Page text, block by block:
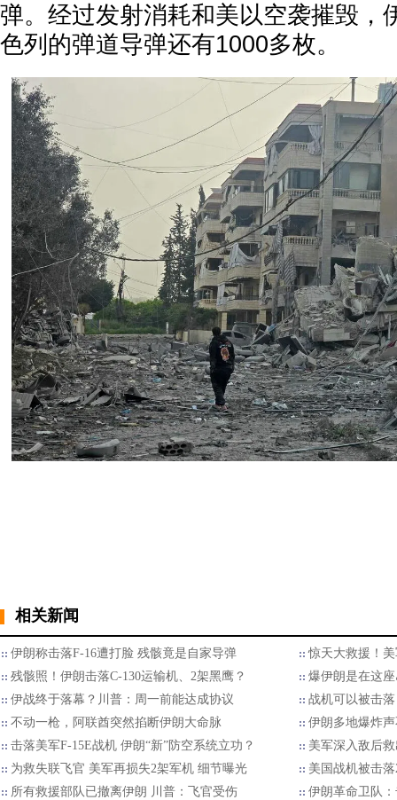
弹。经过发射消耗和美以空袭摧毁，
色列的弹道导弹还有1000多枚。
相关新闻
伊朗称击落F-16遭打脸 残骸竟是自家导弹
惊天大救援！
残骸照！伊朗击落C-130运输机、2架黑鹰？
爆伊朗是在这
伊战终于落幕？川普：周一前能达成协议
战机可以被击
不动一枪，阿联酋突然掐断伊朗大命脉
伊朗多地爆炸
击落美军F-15E战机 伊朗“新”防空系统立功？
美军深入敌后
为救失联飞官 美军再损失2架军机 细节曝光
美国战机被击
所有救援部队已撤离伊朗 川普：飞官受伤
伊朗革命卫队